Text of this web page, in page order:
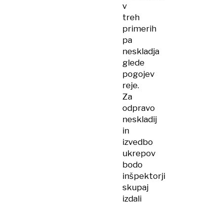
v
treh
primerih
pa
neskladja
glede
pogojev
reje.
Za
odpravo
neskladij
in
izvedbo
ukrepov
bodo
inšpektorji
skupaj
izdali